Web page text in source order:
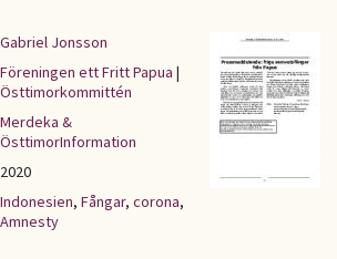
Gabriel Jonsson
Föreningen ett Fritt Papua |
Östtimorkommittén
Merdeka &
ÖsttimorInformation
2020
Indonesien, Fångar, corona,
Amnesty